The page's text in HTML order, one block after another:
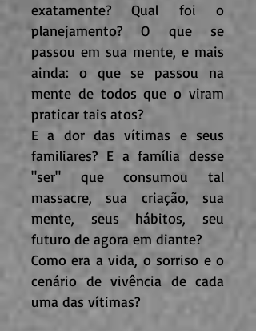
exatamente? Qual foi o
planejamento? O que se
passou em sua mente, e mais
ainda: o que se passou na
mente de todos que o viram
praticar tais atos?
E a dor das vítimas e seus
familiares? E a família desse
"ser" que consumou tal
massacre, sua criação, sua
mente, seus hábitos, seu
futuro de agora em diante?
Como era a vida, o sorriso e o
cenário de vivência de cada
uma das vítimas?